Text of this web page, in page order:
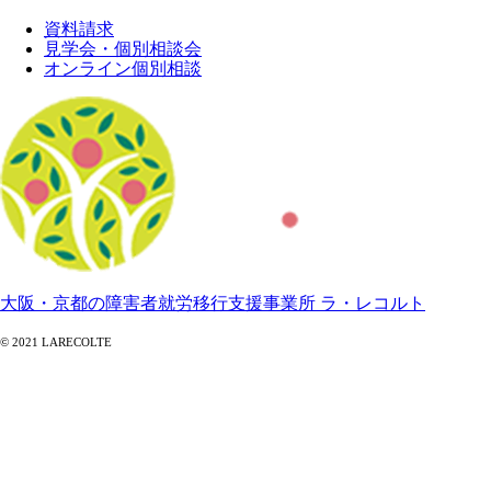
資料請求
見学会・個別相談会
オンライン個別相談
大阪・京都の障害者就労移行支援事業所 ラ・レコルト
© 2021 LARECOLTE